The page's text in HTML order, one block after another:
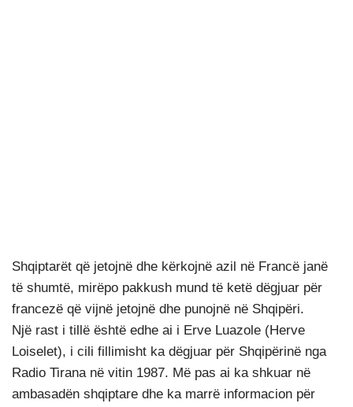
Shqiptarët që jetojnë dhe kërkojnë azil në Francë janë
të shumtë, mirëpo pakkush mund të ketë dëgjuar për
francezë që vijnë jetojnë dhe punojnë në Shqipëri.
Një rast i tillë është edhe ai i Erve Luazole (Herve
Loiselet), i cili fillimisht ka dëgjuar për Shqipërinë nga
Radio Tirana në vitin 1987. Më pas ai ka shkuar në
ambasadën shqiptare dhe ka marrë informacion për